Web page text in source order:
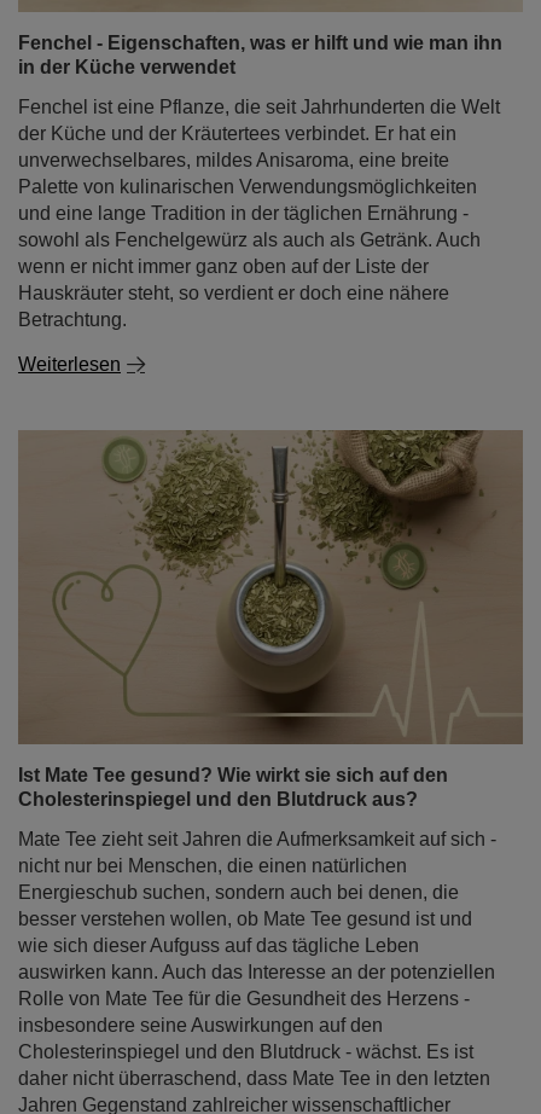
Fenchel - Eigenschaften, was er hilft und wie man ihn
in der Küche verwendet
Fenchel ist eine Pflanze, die seit Jahrhunderten die Welt
der Küche und der Kräutertees verbindet. Er hat ein
unverwechselbares, mildes Anisaroma, eine breite
Palette von kulinarischen Verwendungsmöglichkeiten
und eine lange Tradition in der täglichen Ernährung -
sowohl als Fenchelgewürz als auch als Getränk. Auch
wenn er nicht immer ganz oben auf der Liste der
Hauskräuter steht, so verdient er doch eine nähere
Betrachtung.
Weiterlesen
Ist Mate Tee gesund? Wie wirkt sie sich auf den
Cholesterinspiegel und den Blutdruck aus?
Mate Tee zieht seit Jahren die Aufmerksamkeit auf sich -
nicht nur bei Menschen, die einen natürlichen
Energieschub suchen, sondern auch bei denen, die
besser verstehen wollen, ob Mate Tee gesund ist und
wie sich dieser Aufguss auf das tägliche Leben
auswirken kann. Auch das Interesse an der potenziellen
Rolle von Mate Tee für die Gesundheit des Herzens -
insbesondere seine Auswirkungen auf den
Cholesterinspiegel und den Blutdruck - wächst. Es ist
daher nicht überraschend, dass Mate Tee in den letzten
Jahren Gegenstand zahlreicher wissenschaftlicher